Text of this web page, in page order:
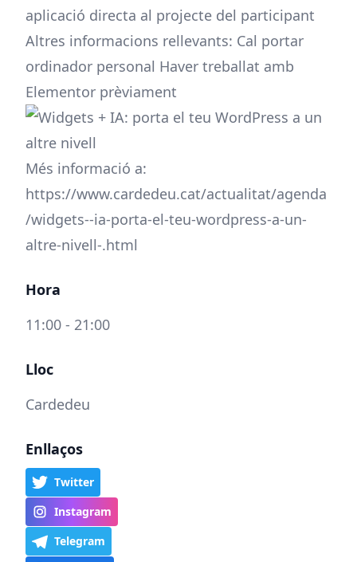
aplicació directa al projecte del participant
Altres informacions rellevants: Cal portar
ordinador personal Haver treballat amb
Elementor prèviament
Més informació a:
https://www.cardedeu.cat/actualitat/agenda
/widgets--ia-porta-el-teu-wordpress-a-un-
altre-nivell-.html
Hora
11:00 - 21:00
Lloc
Cardedeu
Enllaços
Twitter
Instagram
Telegram